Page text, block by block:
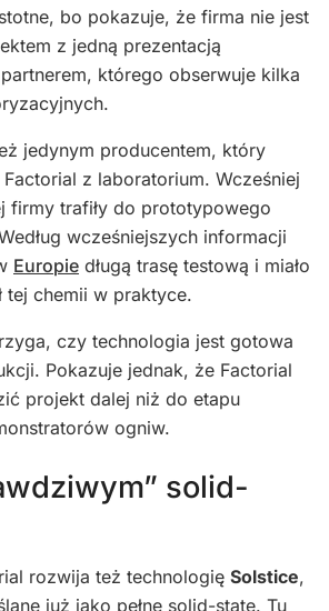
bo pokazuje, że firma nie jest
z jedną prezentacją
którego obserwuje kilka
jedynym producentem, który
z laboratorium. Wcześniej
firmy trafiły do prototypowego
wcześniejszych informacji
Europie długą trasę testową i miało
tej chemii w praktyce.
czy technologia jest gotowa
Pokazuje jednak, że Factorial
projekt dalej niż do etapu
ogniw.
solid-
rozwija też technologię Solstice,
już jako pełne solid-state. Tu